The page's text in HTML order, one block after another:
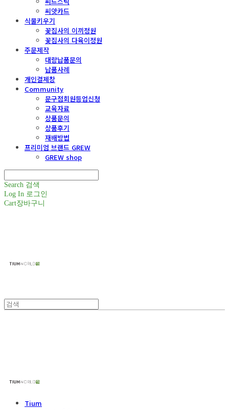
씨앗카드
식물키우기
꽃집사의 이끼정원
꽃집사의 다육이정원
주문제작
대량납품문의
납품사례
개인결제창
Community
문구점회원등업신청
교육자료
상품문의
상품후기
재배방법
프리미엄 브랜드 GREW
GREW shop
Search 검색
Log In 로그인
Cart장바구니
Tium